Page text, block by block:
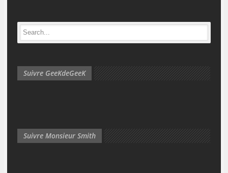
Suivre GeeKdeGeeK
Suivre Monsieur Smith